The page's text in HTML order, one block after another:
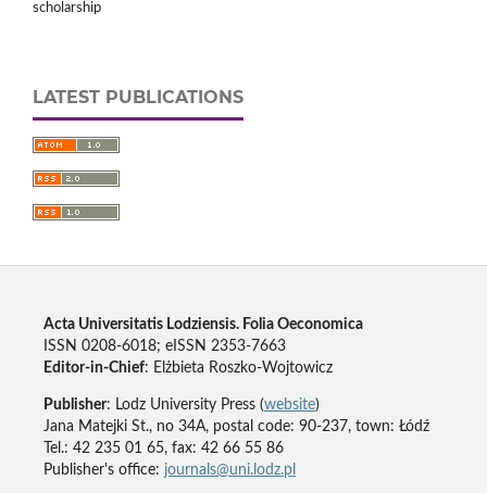
scholarship
LATEST PUBLICATIONS
Acta Universitatis Lodziensis. Folia Oeconomica
ISSN 0208-6018; eISSN 2353-7663
Editor-in-Chief: Elżbieta Roszko-Wojtowicz
Publisher: Lodz University Press (website)
Jana Matejki St., no 34A, postal code: 90-237, town: Łódź
Tel.: 42 235 01 65, fax: 42 66 55 86
Publisher's office: journals@uni.lodz.pl